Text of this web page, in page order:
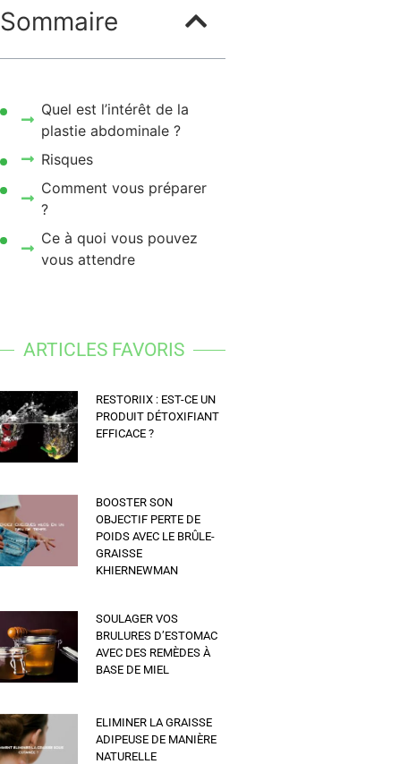
Sommaire
Quel est l’intérêt de la
plastie abdominale ?
Risques
Comment vous préparer
?
Ce à quoi vous pouvez
vous attendre
ARTICLES FAVORIS
RESTORIIX : EST-CE UN
PRODUIT DÉTOXIFIANT
EFFICACE ?
BOOSTER SON
OBJECTIF PERTE DE
POIDS AVEC LE BRÛLE-
GRAISSE
KHIERNEWMAN
SOULAGER VOS
BRULURES D’ESTOMAC
AVEC DES REMÈDES À
BASE DE MIEL
ELIMINER LA GRAISSE
ADIPEUSE DE MANIÈRE
NATURELLE